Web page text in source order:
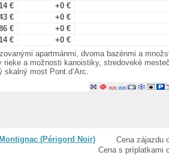
€
+0 €
€
+0 €
€
+0 €
€
+0 €
apartmánmi, dvoma bazénmi a
a možnosti kanoistiky, stredoveké
most Pont d’Arc.
Cena zájazdu
Cena s príplatkami
Montignac (Périgord Noir)